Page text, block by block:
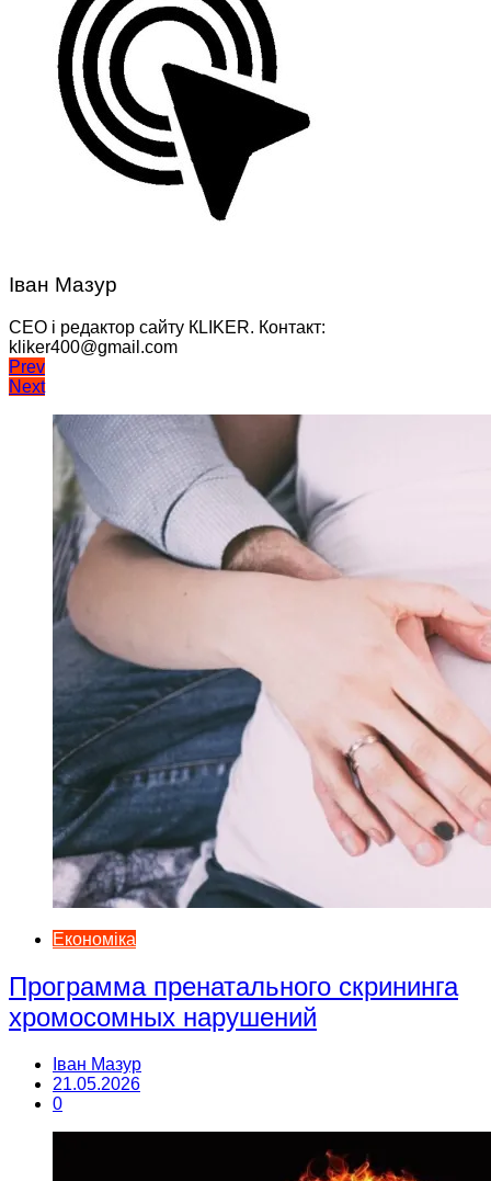
Іван Мазур
CEO і редактор сайту КLIKER. Контакт:
kliker400@gmail.com
Навігація
записів
Prev
Next
Економіка
Программа пренатального скрининга
хромосомных нарушений
Іван Мазур
21.05.2026
0